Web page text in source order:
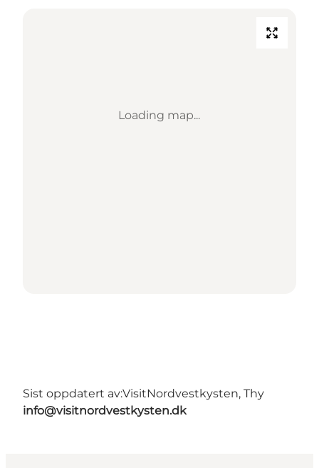
Loading map...
Sist oppdatert av:VisitNordvestkysten, Thy
info@visitnordvestkysten.dk